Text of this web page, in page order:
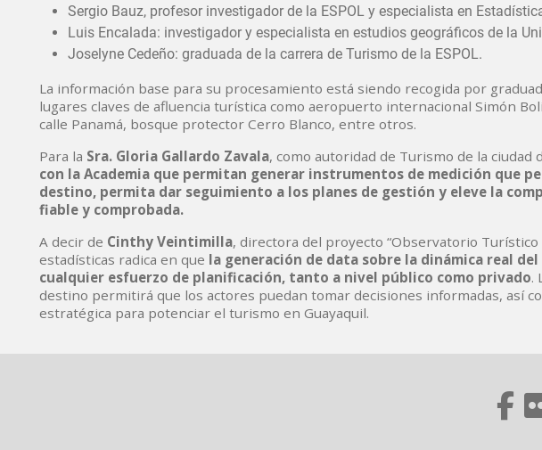
Sergio Bauz, profesor investigador de la ESPOL y especialista en
Luis Encalada: investigador y especialista en estudios geográficos de la
Joselyne Cedeño: graduada de la carrera de Turismo de la ESPOL.
La información base para su procesamiento está siendo recogida por
lugares claves de afluencia turística como aeropuerto internacional Simón
calle Panamá, bosque protector Cerro Blanco, entre otros.
Para la Sra. Gloria Gallardo Zavala, como autoridad de Turismo de la ciudad
con la Academia que permitan generar instrumentos de medición que
destino, permita dar seguimiento a los planes de gestión y eleve la
fiable y comprobada.
A decir de Cinthy Veintimilla, directora del proyecto “Observatorio
estadísticas radica en que la generación de data sobre la dinámica real
cualquier esfuerzo de planificación, tanto a nivel público como privado.
destino permitirá que los actores puedan tomar decisiones informadas, así
estratégica para potenciar el turismo en Guayaquil.